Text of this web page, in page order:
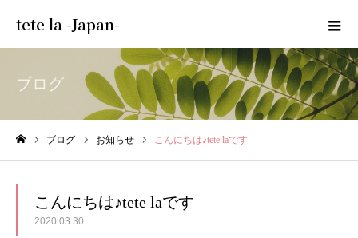
tete la -Japan-
ブログ
ブログ お知らせ こんにちは♪tete laです
こんにちは♪tete laです
2020.03.30